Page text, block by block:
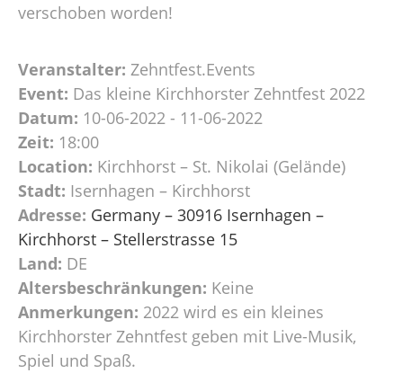
verschoben worden!
Veranstalter: Zehntfest.Events
Event: Das kleine Kirchhorster Zehntfest 2022
Datum: 10-06-2022 - 11-06-2022
Zeit: 18:00
Location: Kirchhorst – St. Nikolai (Gelände)
Stadt: Isernhagen – Kirchhorst
Adresse: Germany – 30916 Isernhagen –
Kirchhorst – Stellerstrasse 15
Land: DE
Altersbeschränkungen: Keine
Anmerkungen: 2022 wird es ein kleines
Kirchhorster Zehntfest geben mit Live-Musik,
Spiel und Spaß.